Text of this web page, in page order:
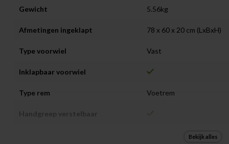
Gewicht 5.56kg
Afmetingen ingeklapt 78 x 60 x 20 cm (LxBxH)
Type voorwiel Vast
Inklapbaar voorwiel
Type rem Voetrem
Handgreep verstelbaar
Bekijk alles